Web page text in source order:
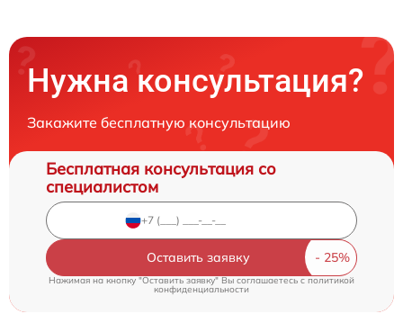
Нужна консультация?
Закажите бесплатную консультацию
Бесплатная консультация со
специалистом
Оставить заявку
Нажимая на кнопку "Оставить заявку" Вы соглашаетесь cполитикой
конфиденциальности